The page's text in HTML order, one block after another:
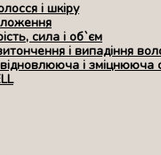
і шкіру
сила і об`єм
і випадіння
і зміцнююча